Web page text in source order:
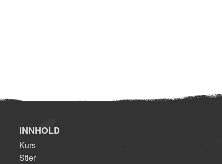
INNHOLD
Kurs
Stier